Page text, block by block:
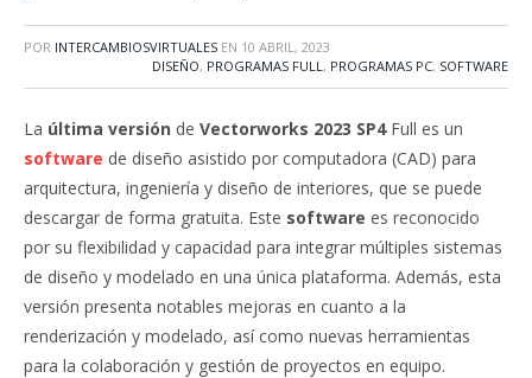
POR INTERCAMBIOSVIRTUALES EN 10 ABRIL, 2023
DISEÑO, PROGRAMAS FULL, PROGRAMAS PC, SOFTWARE
La última versión de Vectorworks 2023 SP4Full es un
software de diseño asistido por computadora (CAD) para
arquitectura, ingeniería y diseño de interiores, que se puede
descargar de forma gratuita. Este software es reconocido
por su flexibilidad y capacidad para integrar múltiples sistemas
de diseño y modelado en una única plataforma. Además, esta
versión presenta notables mejoras en cuanto a la
renderización y modelado, así como nuevas herramientas
para la colaboración y gestión de proyectos en equipo.